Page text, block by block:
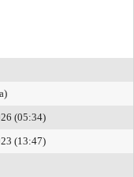
(05:34)
(13:47)